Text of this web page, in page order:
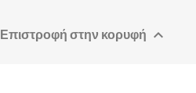
Επιστροφή στην κορυφή 